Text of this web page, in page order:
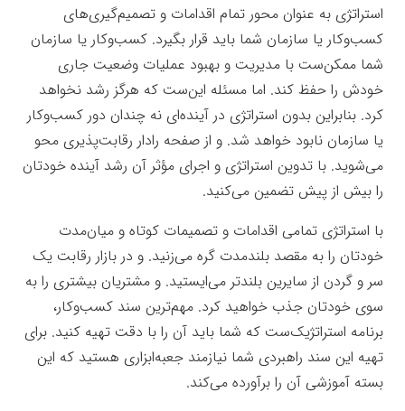
استراتژی به عنوان محور تمام اقدامات و تصمیم‌گیری‌های
کسب‌وکار یا سازمان شما باید قرار بگیرد. کسب‌وکار یا سازمان
شما ممکن‌ست با مدیریت و بهبود عملیات وضعیت جاری
خودش را حفظ کند. اما مسئله این‌ست که هرگز رشد نخواهد
کرد. بنابراین بدون استراتژی در آینده‌ای نه چندان دور کسب‌وکار
یا سازمان نابود خواهد شد. و از صفحه رادار رقابت‌پذیری محو
می‌شوید. با تدوین استراتژی و اجرای مؤثر آن رشد آینده خودتان
را بیش از پیش تضمین می‌کنید.
با استراتژی تمامی اقدامات و تصمیمات کوتاه و میان‌مدت
خودتان را به مقصد بلندمدت گره می‌زنید. و در بازار رقابت یک
سر و گردن از سایرین بلندتر می‌ایستید. و مشتریان بیشتری را به
سوی خودتان جذب خواهید کرد. مهم‌ترین سند کسب‌وکار،
برنامه استراتژیک‌ست که شما باید آن را با دقت تهیه کنید. برای
تهیه این سند راهبردی شما نیازمند جعبه‌ابزاری هستید که این
بسته آموزشی آن را برآورده می‌کند.